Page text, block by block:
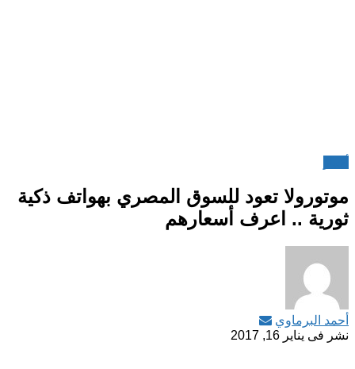
موتورولا تعود للسوق المصري بهواتف ذكية
ثورية .. اعرف أسعارهم
أحمد البرماوي
نشر فى يناير 16, 2017